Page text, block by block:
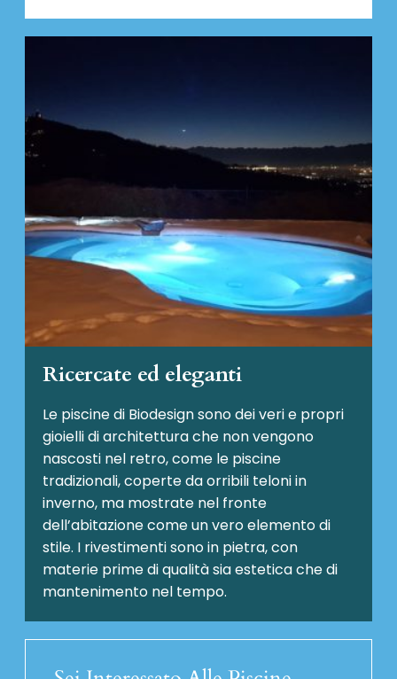
Ricercate ed eleganti
Le piscine di Biodesign sono dei veri e propri
gioielli di architettura che non vengono
nascosti nel retro, come le piscine
tradizionali, coperte da orribili teloni in
inverno, ma mostrate nel fronte
dell’abitazione come un vero elemento di
stile. I rivestimenti sono in pietra, con
materie prime di qualità sia estetica che di
mantenimento nel tempo.